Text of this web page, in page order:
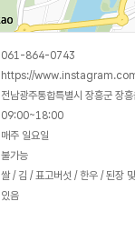
061-864-0743
https://
전남광주통합특별시 장흥군 장
09:00~18:00
매주 일요일
불가능
쌀 / 김 / 표고버섯 / 한우 / 된장
있음